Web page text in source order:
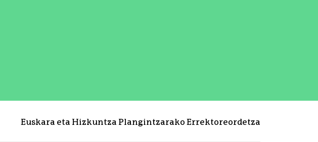
Euskara eta Hizkuntza Plangintzarako Errektoreordetza